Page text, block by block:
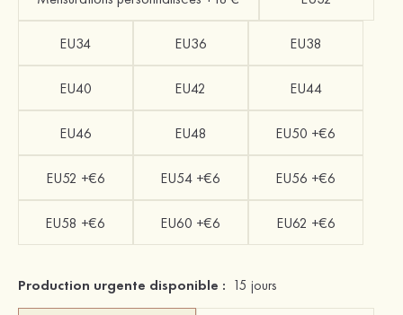
EU34 EU36 EU38
EU40 EU42 EU44
EU46 EU48 EU50 +€6
EU52 +€6 EU54 +€6 EU56 +€6
EU58 +€6 EU60 +€6 EU62 +€6
Production urgente disponible : 15 jours